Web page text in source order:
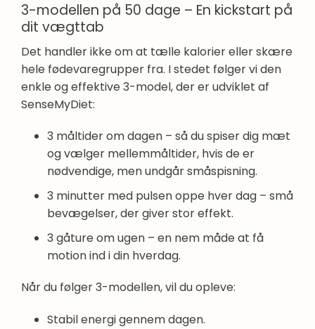
3-modellen på 50 dage – En kickstart på
dit vægttab
Det handler ikke om at tælle kalorier eller skære
hele fødevaregrupper fra. I stedet følger vi den
enkle og effektive 3-model, der er udviklet af
SenseMyDiet:
3 måltider om dagen – så du spiser dig mæt
og vælger mellemmåltider, hvis de er
nødvendige, men undgår småspisning.
3 minutter med pulsen oppe hver dag – små
bevægelser, der giver stor effekt.
3 gåture om ugen – en nem måde at få
motion ind i din hverdag.
Når du følger 3-modellen, vil du opleve:
Stabil energi gennem dagen.